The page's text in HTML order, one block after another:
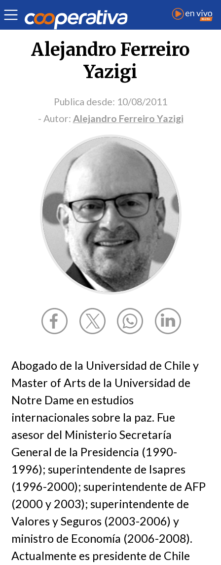
Portada Opinión
Alejandro Ferreiro
Yazigi
Publica desde: 10/08/2011
- Autor: Alejandro Ferreiro Yazigi
Abogado de la Universidad de Chile y
Master of Arts de la Universidad de
Notre Dame en estudios
internacionales sobre la paz. Fue
asesor del Ministerio Secretaría
General de la Presidencia (1990-
1996); superintendente de Isapres
(1996-2000); superintendente de AFP
(2000 y 2003); superintendente de
Valores y Seguros (2003-2006) y
ministro de Economía (2006-2008).
Actualmente es presidente de Chile